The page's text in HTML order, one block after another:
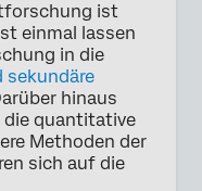
ist
einmal lassen
in die
sekundäre
hinaus
die quantitative
Methoden der
sich auf die